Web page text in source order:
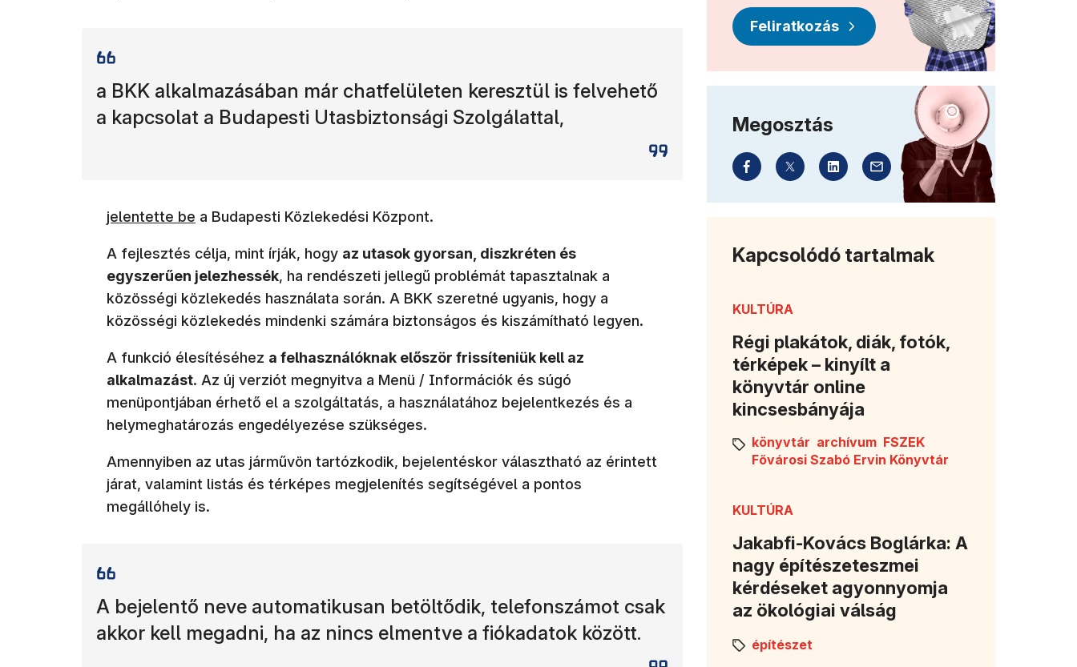
a BKK alkalmazásában már chatfelületen keresztül is felvehető
a kapcsolat a Budapesti Utasbiztonsági Szolgálattal,
(új ablakban nyílik meg)
jelentette be a Budapesti Közlekedési Központ.
A fejlesztés célja, mint írják, hogy az utasok gyorsan, diszkréten és
egyszerűen jelezhessék, ha rendészeti jellegű problémát tapasztalnak a
közösségi közlekedés használata során. A BKK szeretné ugyanis, hogy a
közösségi közlekedés mindenki számára biztonságos és kiszámítható legyen.
A funkció élesítéséhez a felhasználóknak először frissíteniük kell az
alkalmazást. Az új verziót megnyitva a Menü / Információk és súgó
menüpontjában érhető el a szolgáltatás, a használatához bejelentkezés és a
helymeghatározás engedélyezése szükséges.
Amennyiben az utas járművön tartózkodik, bejelentéskor választható az érintett
járat, valamint listás és térképes megjelenítés segítségével a pontos
megállóhely is.
A bejelentő neve automatikusan betöltődik, telefonszámot csak
akkor kell megadni, ha az nincs elmentve a fiókadatok között.
Feliratkozás
Megosztás
Kapcsolódó tartalmak
KULTÚRA
Régi plakátok, diák, fotók,
térképek – kinyílt a
könyvtár online
kincsesbányája
könyvtár archívum FSZEK
Fővárosi Szabó Ervin Könyvtár
KULTÚRA
Jakabfi-Kovács Boglárka: A
nagy építészeteszmei
kérdéseket agyonnyomja
az ökológiai válság
építészet